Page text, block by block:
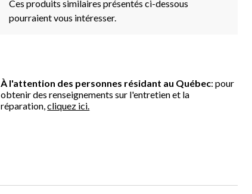
Ces produits similaires présentés ci-dessous
pourraient vous intéresser.
À l'attention des personnes résidant au Québec: pour
obtenir des renseignements sur l'entretien et la
réparation,cliquez ici.